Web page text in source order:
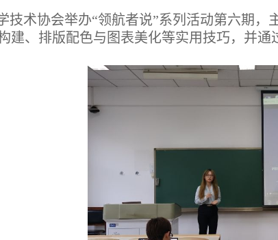
技术协会举办“领航者说”系列活动第六期
建、排版配色与图表美化等实用技巧，并